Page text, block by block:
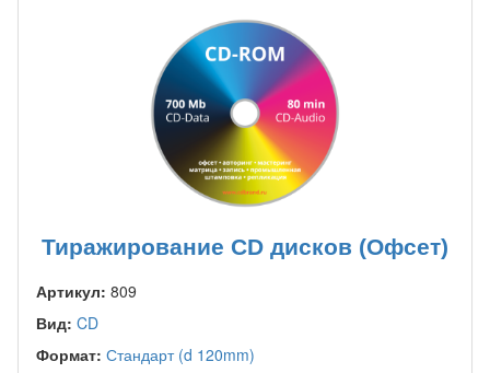
Тиражирование CD дисков (Офсет)
Артикул: 809
Вид: CD
Формат: Стандарт (d 120mm)